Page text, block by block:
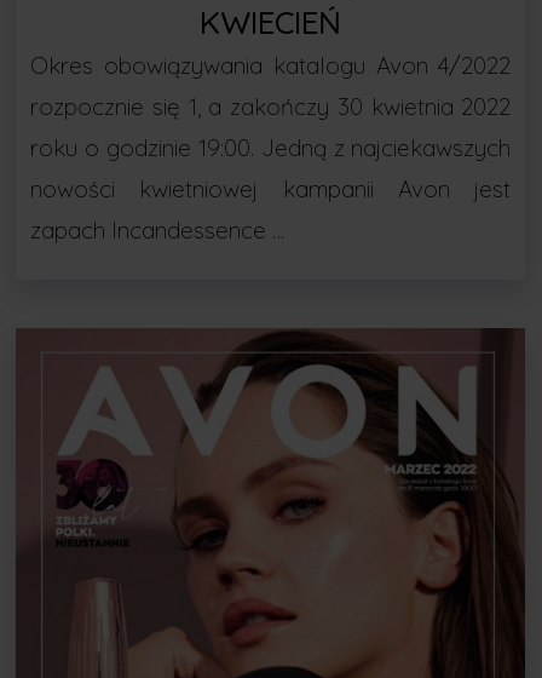
KWIECIEŃ
Okres obowiązywania katalogu Avon 4/2022
rozpocznie się 1, a zakończy 30 kwietnia 2022
roku o godzinie 19:00. Jedną z najciekawszych
nowości kwietniowej kampanii Avon jest
zapach Incandessence …